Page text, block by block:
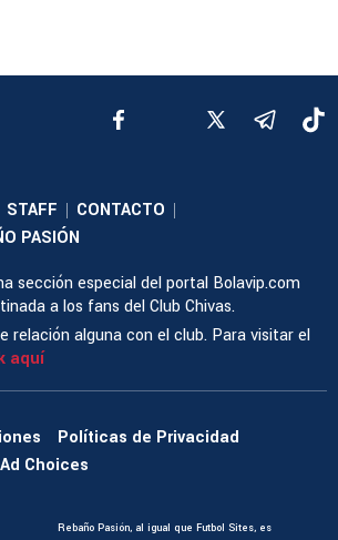
STAFF | CONTACTO |
PASIÓN
sección especial del portal Bolavip.com
a los fans del Club Chivas.
relación alguna con el club. Para visitar el
aquí
Políticas de Privacidad
Ad Choices
Rebaño Pasión, al igual que Futbol Sites, es